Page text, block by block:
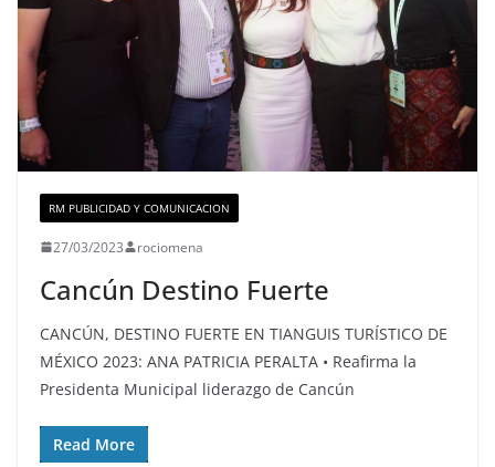
RM PUBLICIDAD Y COMUNICACION
27/03/2023 rociomena
Cancún Destino Fuerte
CANCÚN, DESTINO FUERTE EN TIANGUIS TURÍSTICO DE
MÉXICO 2023: ANA PATRICIA PERALTA • Reafirma la
Presidenta Municipal liderazgo de Cancún
Read More